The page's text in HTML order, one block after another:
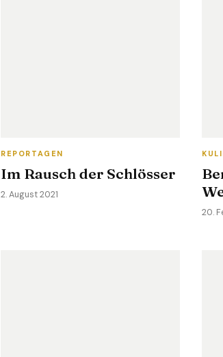
REPORTAGEN
Im Rausch der Schlösser
2. August 2021
20.